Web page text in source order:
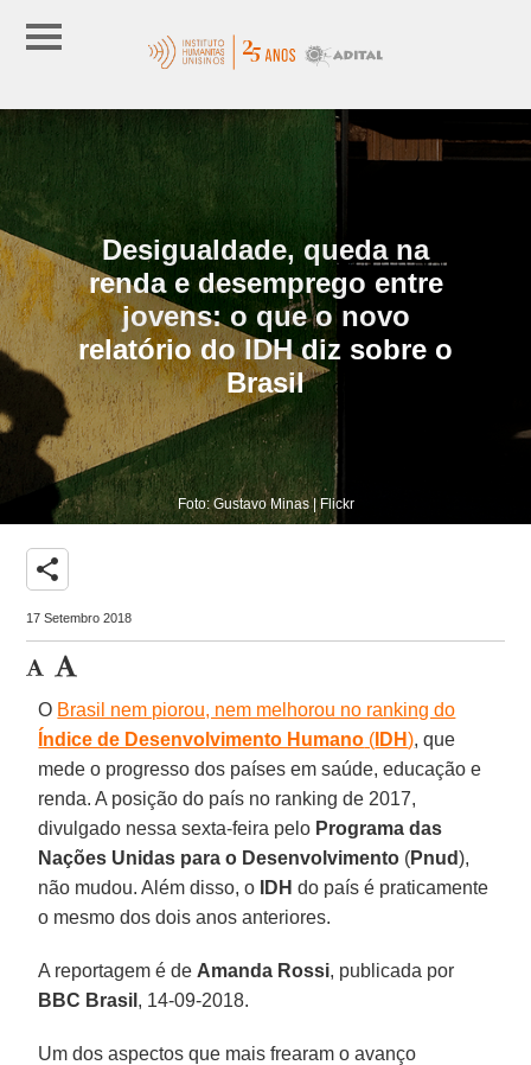
Desigualdade, queda na
renda e desemprego entre
jovens: o que o novo
relatório do IDH diz sobre o
Brasil
Foto: Gustavo Minas | Flickr
share
17 Setembro 2018
O Brasil nem piorou, nem melhorou no ranking do
Índice de Desenvolvimento Humano ( IDH), que
mede o progresso dos países em saúde, educação e
renda. A posição do país no ranking de 2017,
divulgado nessa sexta-feira pelo Programa das
Nações Unidas para o Desenvolvimento (Pnud),
não mudou. Além disso, o
IDH do país é praticamente
o mesmo dos dois anos anteriores.
A reportagem é de Amanda Rossi, publicada por
BBC Brasil , 14-09-2018.
Um dos aspectos que mais frearam o avanço